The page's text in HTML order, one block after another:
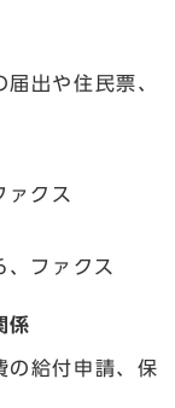
出や住民票、
クス
ファクス
係
の給付申請、保